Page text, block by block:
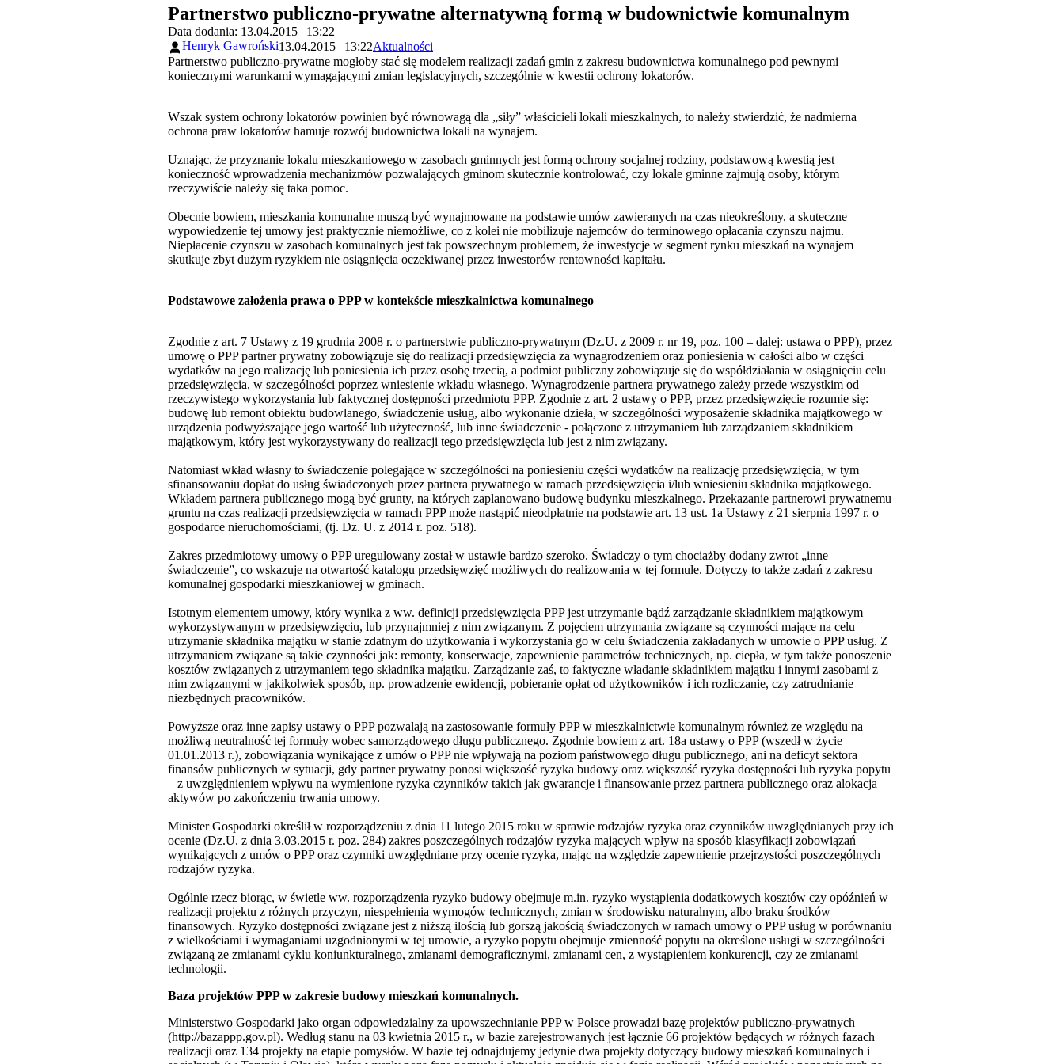
Partnerstwo publiczno-prywatne alternatywną formą w budownictwie komunalnym
Data dodania: 13.04.2015 | 13:22
Henryk Gawroński13.04.2015 | 13:22Aktualności
Partnerstwo publiczno-prywatne mogłoby stać się modelem realizacji zadań gmin z zakresu budownictwa komunalnego pod pewnymi
koniecznymi warunkami wymagającymi zmian legislacyjnych, szczególnie w kwestii ochrony lokatorów.
Wszak system ochrony lokatorów powinien być równowagą dla „siły” właścicieli lokali mieszkalnych, to należy stwierdzić, że nadmierna
ochrona praw lokatorów hamuje rozwój budownictwa lokali na wynajem.
Uznając, że przyznanie lokalu mieszkaniowego w zasobach gminnych jest formą ochrony socjalnej rodziny, podstawową kwestią jest
konieczność wprowadzenia mechanizmów pozwalających gminom skutecznie kontrolować, czy lokale gminne zajmują osoby, którym
rzeczywiście należy się taka pomoc.
Obecnie bowiem, mieszkania komunalne muszą być wynajmowane na podstawie umów zawieranych na czas nieokreślony, a skuteczne
wypowiedzenie tej umowy jest praktycznie niemożliwe, co z kolei nie mobilizuje najemców do terminowego opłacania czynszu najmu.
Niepłacenie czynszu w zasobach komunalnych jest tak powszechnym problemem, że inwestycje w segment rynku mieszkań na wynajem
skutkuje zbyt dużym ryzykiem nie osiągnięcia oczekiwanej przez inwestorów rentowności kapitału.
Podstawowe założenia prawa o PPP w kontekście mieszkalnictwa komunalnego
Zgodnie z art. 7 Ustawy z 19 grudnia 2008 r. o partnerstwie publiczno-prywatnym (Dz.U. z 2009 r. nr 19, poz. 100 – dalej: ustawa o PPP), przez
umowę o PPP partner prywatny zobowiązuje się do realizacji przedsięwzięcia za wynagrodzeniem oraz poniesienia w całości albo w części
wydatków na jego realizację lub poniesienia ich przez osobę trzecią, a podmiot publiczny zobowiązuje się do współdziałania w osiągnięciu celu
przedsięwzięcia, w szczególności poprzez wniesienie wkładu własnego. Wynagrodzenie partnera prywatnego zależy przede wszystkim od
rzeczywistego wykorzystania lub faktycznej dostępności przedmiotu PPP. Zgodnie z art. 2 ustawy o PPP, przez przedsięwzięcie rozumie się:
budowę lub remont obiektu budowlanego, świadczenie usług, albo wykonanie dzieła, w szczególności wyposażenie składnika majątkowego w
urządzenia podwyższające jego wartość lub użyteczność, lub inne świadczenie - połączone z utrzymaniem lub zarządzaniem składnikiem
majątkowym, który jest wykorzystywany do realizacji tego przedsięwzięcia lub jest z nim związany.
Natomiast wkład własny to świadczenie polegające w szczególności na poniesieniu części wydatków na realizację przedsięwzięcia, w tym
sfinansowaniu dopłat do usług świadczonych przez partnera prywatnego w ramach przedsięwzięcia i/lub wniesieniu składnika majątkowego.
Wkładem partnera publicznego mogą być grunty, na których zaplanowano budowę budynku mieszkalnego. Przekazanie partnerowi prywatnemu
gruntu na czas realizacji przedsięwzięcia w ramach PPP może nastąpić nieodpłatnie na podstawie art. 13 ust. 1a Ustawy z 21 sierpnia 1997 r. o
gospodarce nieruchomościami, (tj. Dz. U. z 2014 r. poz. 518).
Zakres przedmiotowy umowy o PPP uregulowany został w ustawie bardzo szeroko. Świadczy o tym chociażby dodany zwrot „inne
świadczenie”, co wskazuje na otwartość katalogu przedsięwzięć możliwych do realizowania w tej formule. Dotyczy to także zadań z zakresu
komunalnej gospodarki mieszkaniowej w gminach.
Istotnym elementem umowy, który wynika z ww. definicji przedsięwzięcia PPP jest utrzymanie bądź zarządzanie składnikiem majątkowym
wykorzystywanym w przedsięwzięciu, lub przynajmniej z nim związanym. Z pojęciem utrzymania związane są czynności mające na celu
utrzymanie składnika majątku w stanie zdatnym do użytkowania i wykorzystania go w celu świadczenia zakładanych w umowie o PPP usług. Z
utrzymaniem związane są takie czynności jak: remonty, konserwacje, zapewnienie parametrów technicznych, np. ciepła, w tym także ponoszenie
kosztów związanych z utrzymaniem tego składnika majątku. Zarządzanie zaś, to faktyczne władanie składnikiem majątku i innymi zasobami z
nim związanymi w jakikolwiek sposób, np. prowadzenie ewidencji, pobieranie opłat od użytkowników i ich rozliczanie, czy zatrudnianie
niezbędnych pracowników.
Powyższe oraz inne zapisy ustawy o PPP pozwalają na zastosowanie formuły PPP w mieszkalnictwie komunalnym również ze względu na
możliwą neutralność tej formuły wobec samorządowego długu publicznego. Zgodnie bowiem z art. 18a ustawy o PPP (wszedł w życie
01.01.2013 r.), zobowiązania wynikające z umów o PPP nie wpływają na poziom państwowego długu publicznego, ani na deficyt sektora
finansów publicznych w sytuacji, gdy partner prywatny ponosi większość ryzyka budowy oraz większość ryzyka dostępności lub ryzyka popytu
– z uwzględnieniem wpływu na wymienione ryzyka czynników takich jak gwarancje i finansowanie przez partnera publicznego oraz alokacja
aktywów po zakończeniu trwania umowy.
Minister Gospodarki określił w rozporządzeniu z dnia 11 lutego 2015 roku w sprawie rodzajów ryzyka oraz czynników uwzględnianych przy ich
ocenie (Dz.U. z dnia 3.03.2015 r. poz. 284) zakres poszczególnych rodzajów ryzyka mających wpływ na sposób klasyfikacji zobowiązań
wynikających z umów o PPP oraz czynniki uwzględniane przy ocenie ryzyka, mając na względzie zapewnienie przejrzystości poszczególnych
rodzajów ryzyka.
Ogólnie rzecz biorąc, w świetle ww. rozporządzenia ryzyko budowy obejmuje m.in. ryzyko wystąpienia dodatkowych kosztów czy opóźnień w
realizacji projektu z różnych przyczyn, niespełnienia wymogów technicznych, zmian w środowisku naturalnym, albo braku środków
finansowych. Ryzyko dostępności związane jest z niższą ilością lub gorszą jakością świadczonych w ramach umowy o PPP usług w porównaniu
z wielkościami i wymaganiami uzgodnionymi w tej umowie, a ryzyko popytu obejmuje zmienność popytu na określone usługi w szczególności
związaną ze zmianami cyklu koniunkturalnego, zmianami demograficznymi, zmianami cen, z wystąpieniem konkurencji, czy ze zmianami
technologii.
Baza projektów PPP w zakresie budowy mieszkań komunalnych.
Ministerstwo Gospodarki jako organ odpowiedzialny za upowszechnianie PPP w Polsce prowadzi bazę projektów publiczno-prywatnych
(http://bazappp.gov.pl). Według stanu na 03 kwietnia 2015 r., w bazie zarejestrowanych jest łącznie 66 projektów będących w różnych fazach
realizacji oraz 134 projekty na etapie pomysłów. W bazie tej odnajdujemy jedynie dwa projekty dotyczący budowy mieszkań komunalnych i